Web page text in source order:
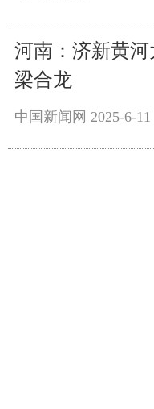
河南：济新黄
梁合龙
中国新闻网 2025-6-